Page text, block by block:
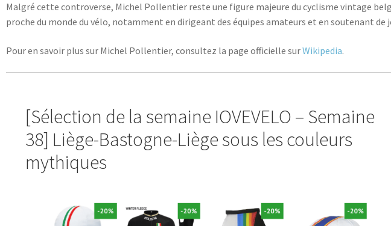
Malgré cette controverse, Michel Pollentier reste une figure majeure du cyclisme vintage
proche du monde du vélo, notamment en dirigeant des équipes amateurs et en soutenant
Pour en savoir plus sur Michel Pollentier, consultez la page officielle surWikipedia.
[Sélection de la semaine IOVEVELO – Semaine
38] Liège-Bastogne-Liège sous les couleurs
mythiques